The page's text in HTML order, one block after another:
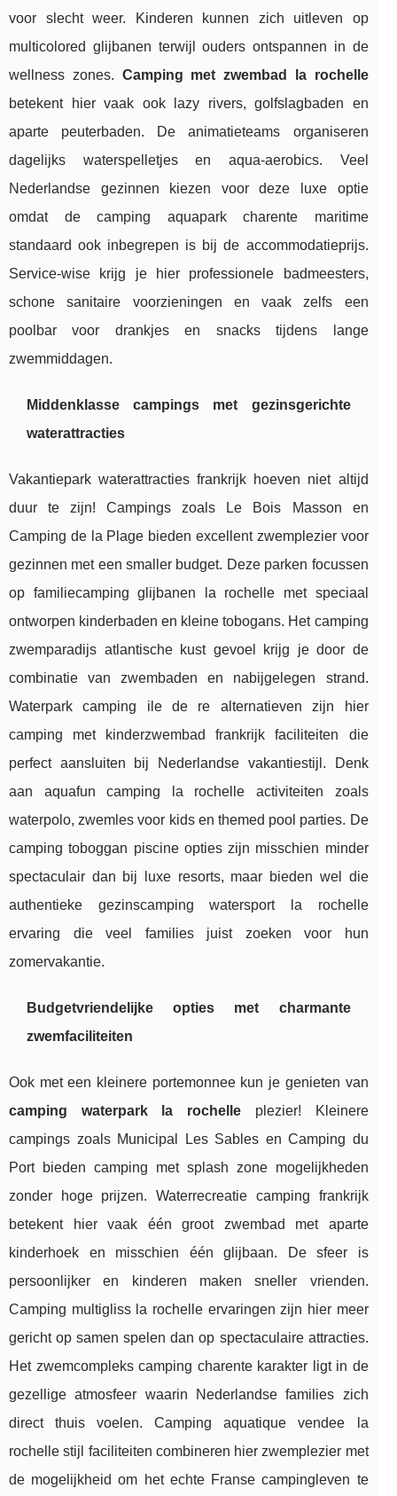
voor slecht weer. Kinderen kunnen zich uitleven op
multicolored glijbanen terwijl ouders ontspannen in de
wellness zones. Camping met zwembad la rochelle
betekent hier vaak ook lazy rivers, golfslagbaden en
aparte peuterbaden. De animatieteams organiseren
dagelijks waterspelletjes en aqua-aerobics. Veel
Nederlandse gezinnen kiezen voor deze luxe optie
omdat de camping aquapark charente maritime
standaard ook inbegrepen is bij de accommodatieprijs.
Service-wise krijg je hier professionele badmeesters,
schone sanitaire voorzieningen en vaak zelfs een
poolbar voor drankjes en snacks tijdens lange
zwemmiddagen.
Middenklasse campings met gezinsgerichte
waterattracties
Vakantiepark waterattracties frankrijk hoeven niet altijd
duur te zijn! Campings zoals Le Bois Masson en
Camping de la Plage bieden excellent zwemplezier voor
gezinnen met een smaller budget. Deze parken focussen
op familiecamping glijbanen la rochelle met speciaal
ontworpen kinderbaden en kleine tobogans. Het camping
zwemparadijs atlantische kust gevoel krijg je door de
combinatie van zwembaden en nabijgelegen strand.
Waterpark camping ile de re alternatieven zijn hier
camping met kinderzwembad frankrijk faciliteiten die
perfect aansluiten bij Nederlandse vakantiestijl. Denk
aan aquafun camping la rochelle activiteiten zoals
waterpolo, zwemles voor kids en themed pool parties. De
camping toboggan piscine opties zijn misschien minder
spectaculair dan bij luxe resorts, maar bieden wel die
authentieke gezinscamping watersport la rochelle
ervaring die veel families juist zoeken voor hun
zomervakantie.
Budgetvriendelijke opties met charmante
zwemfaciliteiten
Ook met een kleinere portemonnee kun je genieten van
camping waterpark la rochelle plezier! Kleinere
campings zoals Municipal Les Sables en Camping du
Port bieden camping met splash zone mogelijkheden
zonder hoge prijzen. Waterrecreatie camping frankrijk
betekent hier vaak één groot zwembad met aparte
kinderhoek en misschien één glijbaan. De sfeer is
persoonlijker en kinderen maken sneller vrienden.
Camping multigliss la rochelle ervaringen zijn hier meer
gericht op samen spelen dan op spectaculaire attracties.
Het zwemcompleks camping charente karakter ligt in de
gezellige atmosfeer waarin Nederlandse families zich
direct thuis voelen. Camping aquatique vendee la
rochelle stijl faciliteiten combineren hier zwemplezier met
de mogelijkheid om het echte Franse campingleven te